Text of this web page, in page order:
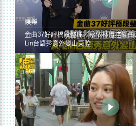
娛樂
金曲37好評橋段整理／蔡依林遭控編曲
Lin台語秀意外變山東腔